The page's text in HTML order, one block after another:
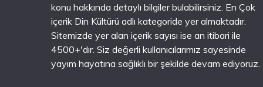
konu hakkında detaylı bilgiler bulabilirsiniz. En Çok
içerik Din Kültürü adlı kategoride yer almaktadır.
Sitemizde yer alan içerik sayısı ise an itibari ile
4500+'dır. Siz değerli kullanıcılarımız sayesinde
yayım hayatına sağlıklı bir şekilde devam ediyoruz.